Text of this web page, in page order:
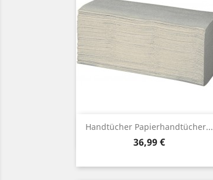
Handtücher Papierhandtücher...
Preis
36,99 €
 Vorschau